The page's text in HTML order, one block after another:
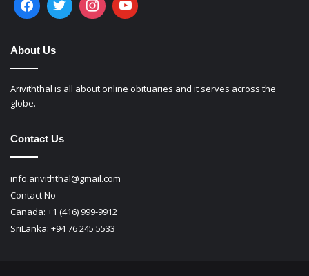
About Us
Ariviththal is all about online obituaries and it serves across the
globe.
Contact Us
info.ariviththal@gmail.com
Contact No -
Canada: +1 (416) 999-9912
SriLanka: +94 76 245 5533